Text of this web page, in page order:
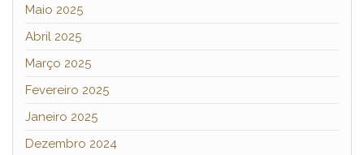
Maio 2025
Abril 2025
Março 2025
Fevereiro 2025
Janeiro 2025
Dezembro 2024